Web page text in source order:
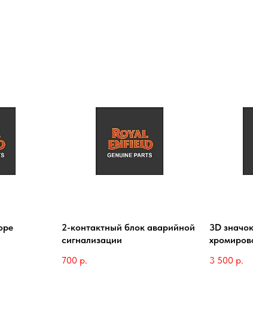
2-контактный блок аварийной
сигнализации
700 р.
3D
3 500 р.